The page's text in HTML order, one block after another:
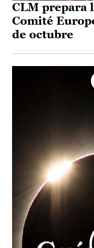
CLM prepara
Comité
de octubre